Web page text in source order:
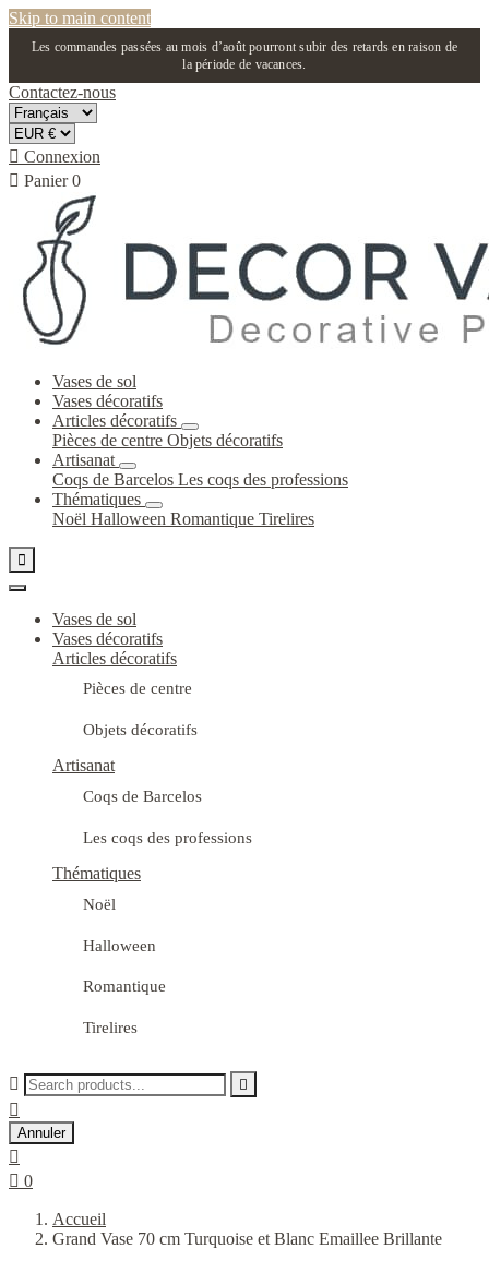
Skip to main content
Les commandes passées au mois d’août pourront subir des retards en raison de
la période de vacances.
Contactez-nous
 Connexion
 Panier 0
Vases de sol
Vases décoratifs
Articles décoratifs
Pièces de centre Objets décoratifs
Artisanat
Coqs de Barcelos Les coqs des professions
Thématiques
Noël Halloween Romantique Tirelires

Vases de sol
Vases décoratifs
Articles décoratifs
Pièces de centre
Objets décoratifs
Artisanat
Coqs de Barcelos
Les coqs des professions
Thématiques
Noël
Halloween
Romantique
Tirelires
 

Annuler

 0
Accueil
Grand Vase 70 cm Turquoise et Blanc Emaillee Brillante